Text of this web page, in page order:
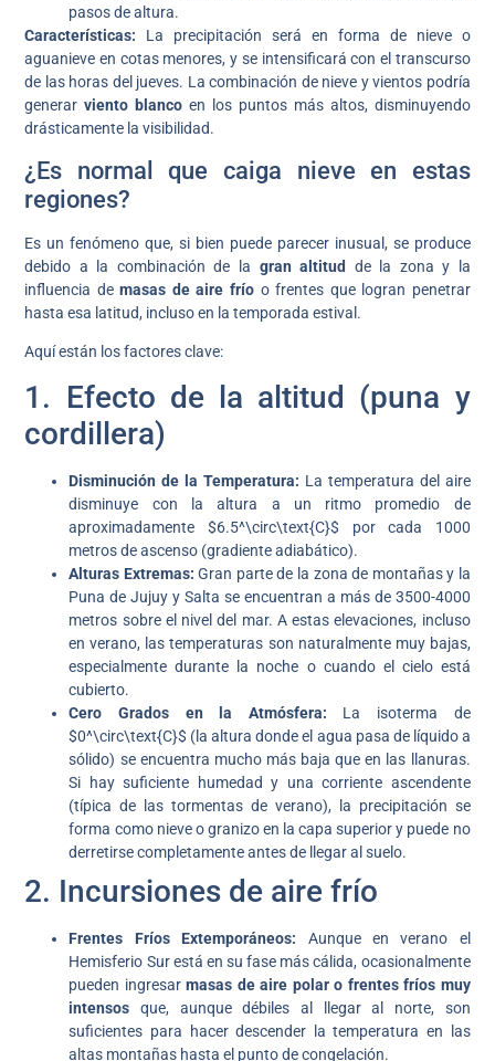
pasos de altura.
Características: La precipitación será en forma de nieve o
aguanieve en cotas menores, y se intensificará con el transcurso
de las horas del jueves. La combinación de nieve y vientos podría
generarviento blanco en los puntos más altos, disminuyendo
drásticamente la visibilidad.
¿Es normal que caiga nieve en estas
regiones?
Es un fenómeno que, si bien puede parecer inusual, se produce
debido a la combinación de la gran altitud
de la zona y la
influencia demasas de aire frío o frentes que logran penetrar
hasta esa latitud, incluso en la temporada estival.
Aquí están los factores clave:
1. Efecto de la altitud (puna y
cordillera)
Disminución de la Temperatura: La temperatura del aire
disminuye con la altura a un ritmo promedio de
aproximadamente $6.5^\circ\text{C}$ por cada 1000
metros de ascenso (gradiente adiabático).
Alturas Extremas: Gran parte de la zona de montañas y la
Puna de Jujuy y Salta se encuentran a más de 3500-4000
metros sobre el nivel del mar. A estas elevaciones, incluso
en verano, las temperaturas son naturalmente muy bajas,
especialmente durante la noche o cuando el cielo está
cubierto.
Cero Grados en la Atmósfera: La isoterma de
$0^\circ\text{C}$ (la altura donde el agua pasa de líquido a
sólido) se encuentra mucho más baja que en las llanuras.
Si hay suficiente humedad y una corriente ascendente
(típica de las tormentas de verano), la precipitación se
forma como nieve o granizo en la capa superior y puede no
derretirse completamente antes de llegar al suelo.
2. Incursiones de aire frío
Frentes Fríos Extemporáneos: Aunque en verano el
Hemisferio Sur está en su fase más cálida, ocasionalmente
pueden ingresarmasas de aire polar o frentes fríos muy
intensos que, aunque débiles al llegar al norte, son
suficientes para hacer descender la temperatura en las
altas montañas hasta el punto de congelación.